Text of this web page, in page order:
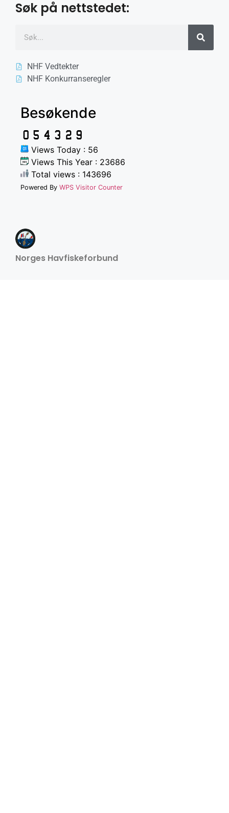
Søk på nettstedet:
NHF Vedtekter
NHF Konkurranseregler
Besøkende
Views Today : 56
Views This Year : 23686
Total views : 143696
Powered By WPS Visitor Counter
Norges Havfiskeforbund